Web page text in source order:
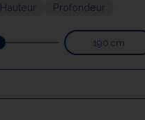
Hauteur Profondeur
190 cm